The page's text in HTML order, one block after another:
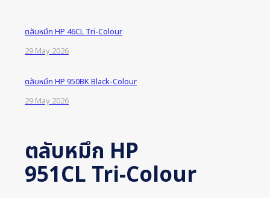
ตลับหมึก HP 46CL Tri-Colour
29 May 2026
ตลับหมึก HP 950BK Black-Colour
29 May 2026
ตลับหมึก HP
951CL Tri-Colour